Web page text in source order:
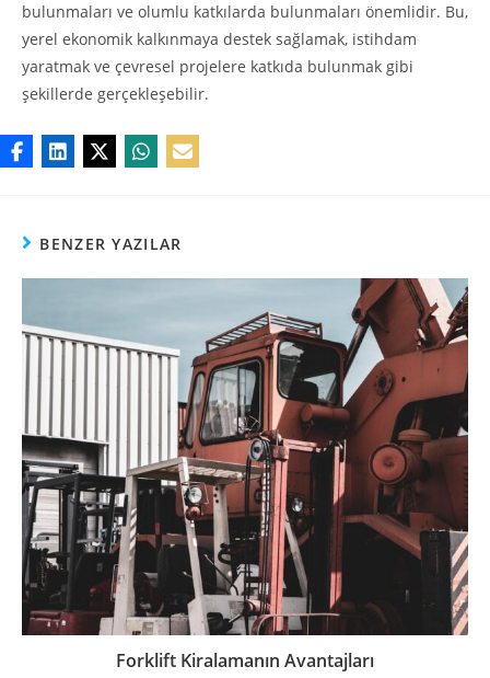
bulunmaları ve olumlu katkılarda bulunmaları önemlidir. Bu,
yerel ekonomik kalkınmaya destek sağlamak, istihdam
yaratmak ve çevresel projelere katkıda bulunmak gibi
şekillerde gerçekleşebilir.
BENZER YAZILAR
Forklift Kiralamanın Avantajları